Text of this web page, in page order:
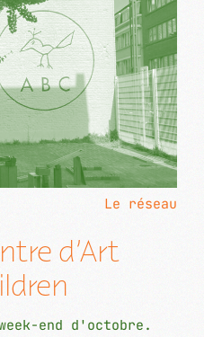
Le réseau
d’Art
end d'octobre.